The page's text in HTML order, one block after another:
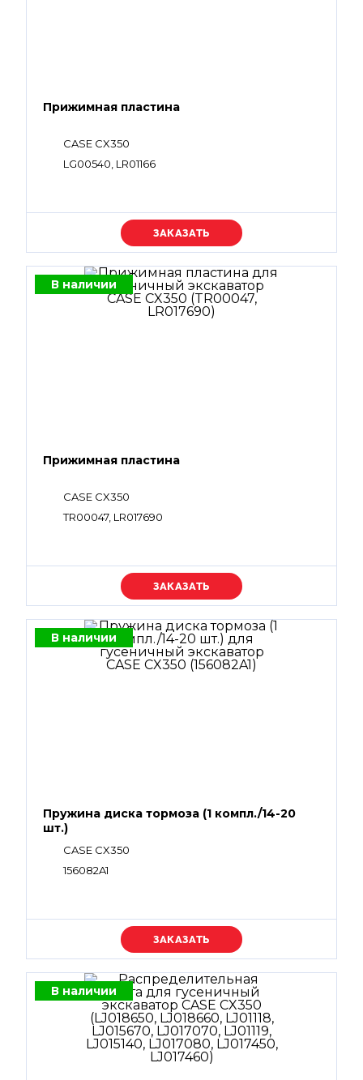
Прижимная пластина
CASE CX350
LG00540, LR01166
Уточняйте цену
В наличии
Прижимная пластина
CASE CX350
TR00047, LR017690
Уточняйте цену
В наличии
Пружина диска тормоза (1 компл./14-20
шт.)
CASE CX350
156082A1
Уточняйте цену
В наличии